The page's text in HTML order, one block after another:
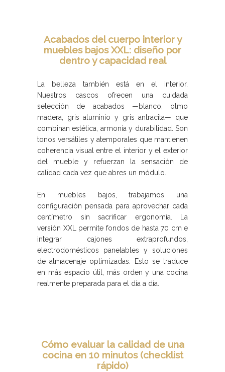
Acabados del cuerpo interior y
muebles bajos XXL: diseño por
dentro y capacidad real
La belleza también está en el interior.
Nuestros cascos ofrecen una cuidada
selección de acabados —blanco, olmo
madera, gris aluminio y gris antracita— que
combinan estética, armonía y durabilidad. Son
tonos versátiles y atemporales que mantienen
coherencia visual entre el interior y el exterior
del mueble y refuerzan la sensación de
calidad cada vez que abres un módulo.
En muebles bajos, trabajamos una
configuración pensada para aprovechar cada
centímetro sin sacrificar ergonomía. La
versión XXL permite fondos de hasta 70 cm e
integrar cajones extraprofundos,
electrodomésticos panelables y soluciones
de almacenaje optimizadas. Esto se traduce
en más espacio útil, más orden y una cocina
realmente preparada para el día a día.
Cómo evaluar la calidad de una
cocina en 10 minutos (checklist
rápido)